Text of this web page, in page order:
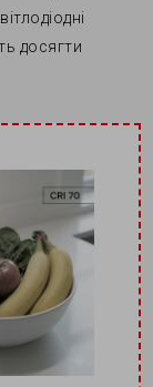
досягти